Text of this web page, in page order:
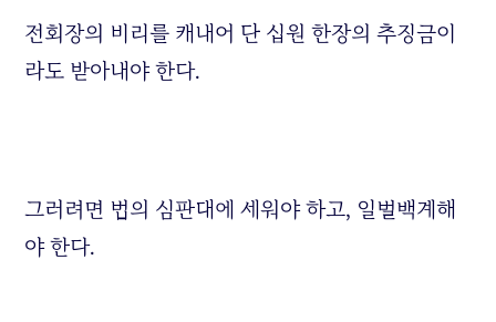
전회장의 비리를 캐내어 단 십원 한장의 추징금이
라도 받아내야 한다.
그러려면 법의 심판대에 세워야 하고, 일벌백계해
야 한다.